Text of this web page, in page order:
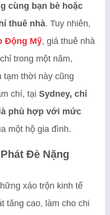
cùng bạn bè hoặc
thuê nhà. Tuy nhiên,
Động Mỹ, giá thuê nhà
trong một năm,
tạm thời này cũng
chí, tại Sydney, chỉ
phù hợp với mức
một hộ gia đình.
Đè Nặng
xáo trộn kinh tế
tăng cao, làm cho chi